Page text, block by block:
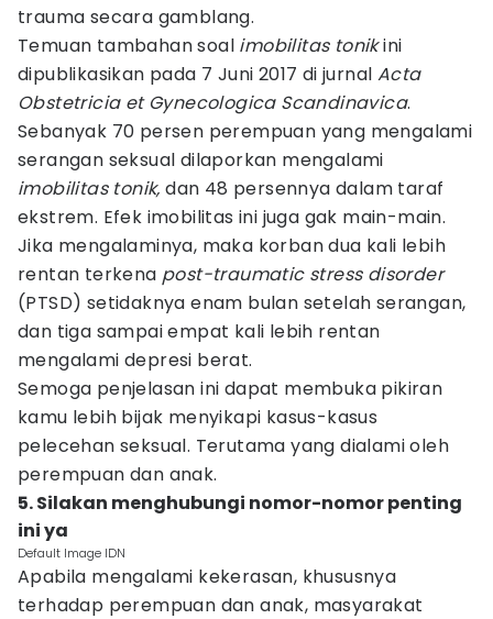
trauma secara gamblang.
Temuan tambahan soal imobilitas tonikini
dipublikasikan pada 7 Juni 2017 di jurnal Acta
Obstetricia et Gynecologica Scandinavica.
Sebanyak 70 persen perempuan yang mengalami
serangan seksual dilaporkan mengalami
imobilitas tonik, dan 48 persennya dalam taraf
ekstrem. Efek imobilitas ini juga gak main-main.
Jika mengalaminya, maka korban dua kali lebih
rentan terkena post-traumatic stress disorder
(PTSD) setidaknya enam bulan setelah serangan,
dan tiga sampai empat kali lebih rentan
mengalami depresi berat.
Semoga penjelasan ini dapat membuka pikiran
kamu lebih bijak menyikapi kasus-kasus
pelecehan seksual. Terutama yang dialami oleh
perempuan dan anak.
5. Silakan menghubungi nomor-nomor penting
ini ya
Default Image IDN
Apabila mengalami kekerasan, khususnya
terhadap perempuan dan anak, masyarakat